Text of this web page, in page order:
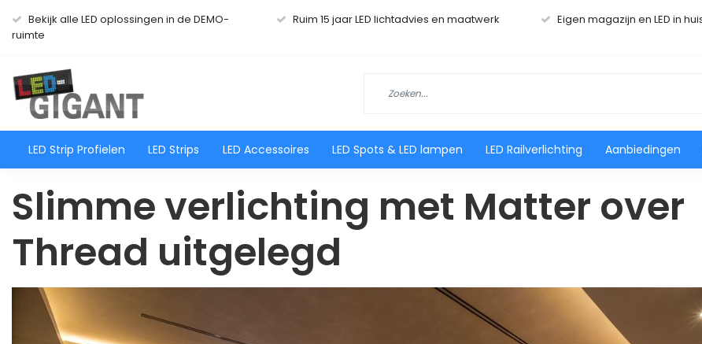
Bekijk alle LED oplossingen in de DEMO-
ruimte
Ruim 15 jaar LED lichtadvies en maatwerk Eigen magazijn en LED in
LED Strip Profielen LED Strips LED Accessoires LED Spots & LED lampen LED Railverlichting Aanbiedingen
Slimme verlichting met Matter over
Thread uitgelegd